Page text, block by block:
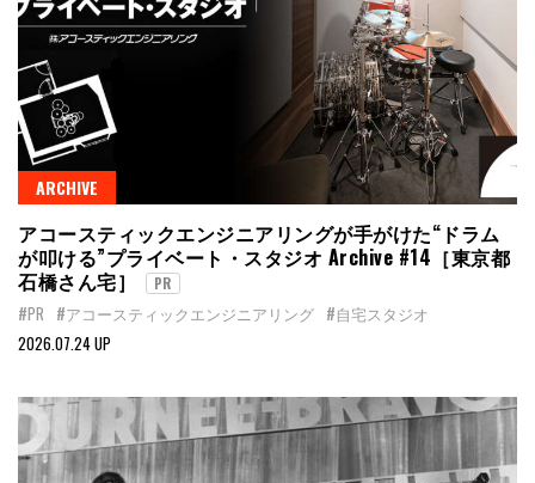
ARCHIVE
アコースティックエンジニアリングが手がけた“ドラム
が叩ける”プライベート・スタジオ Archive #14［東京都
石橋さん宅］
PR
#PR #アコースティックエンジニアリング #自宅スタジオ
2026.07.24 UP